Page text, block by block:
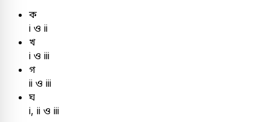
ক
i ও ii
খ
i ও iii
গ
ii ও iii
ঘ
i, ii ও iii